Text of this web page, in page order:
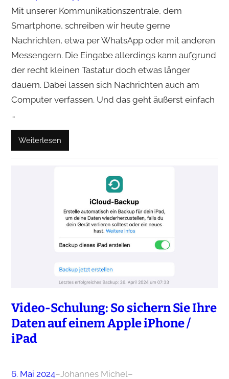
Mit unserer Kommunikationszentrale, dem
Smartphone, schreiben wir heute gerne
Nachrichten, etwa per WhatsApp oder mit anderen
Messengern. Die Eingabe allerdings kann aufgrund
der recht kleinen Tastatur doch etwas länger
dauern. Dabei lassen sich Nachrichten auch am
Computer verfassen. Und das geht äußerst einfach
…
Weiterlesen
Video-Schulung: So sichern Sie Ihre
Daten auf einem Apple iPhone /
iPad
6. Mai 2024–Johannes Michel–